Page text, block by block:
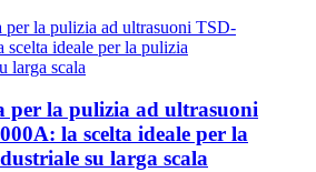
per la pulizia ad ultrasuoni
la scelta ideale per la
su larga scala